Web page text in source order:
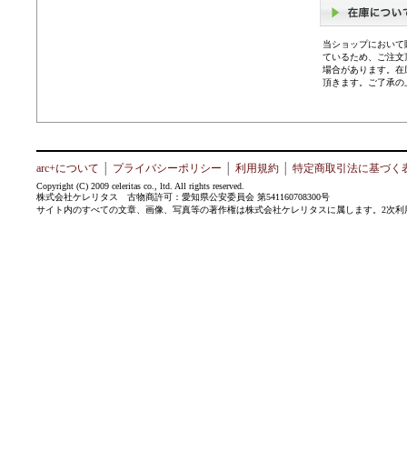
当ショップにおい
ているため、ご注
場合があります。
頂きます。ご了承
arc+について プライバシーポリシー 利用規約 特定商取引法に基づく
Copyright (C) 2009 celeritas co., ltd. All rights reserved.
株式会社ケレリタス 古物商許可：愛知県公安委員会 第541160708300号
サイト内のすべての文章、画像、写真等の著作権は株式会社ケレリタスに属します。2次